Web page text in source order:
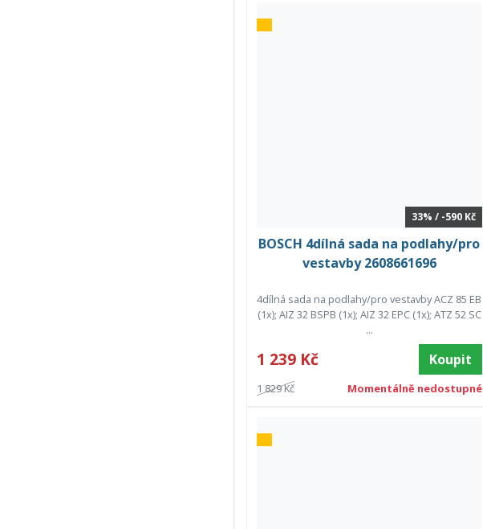
33% / -590 Kč
BOSCH 4dílná sada na podlahy/pro
vestavby 2608661696
4dílná sada na podlahy/pro vestavby ACZ 85 EB
(1x); AIZ 32 BSPB (1x); AIZ 32 EPC (1x); ATZ 52 SC
...
1 239 Kč Koupit
1 829 Kč Momentálně nedostupné